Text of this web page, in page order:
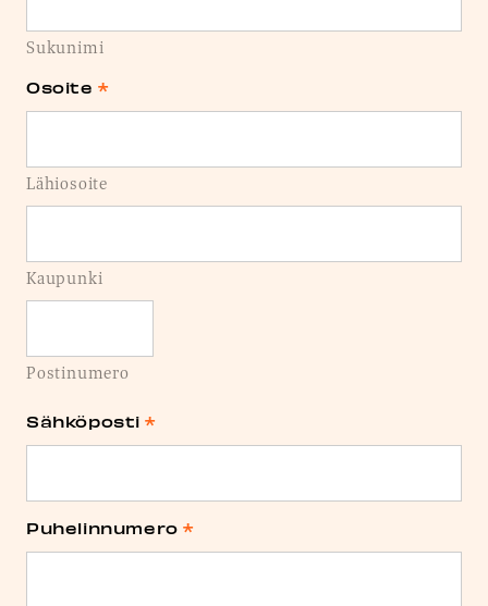
Sukunimi
Osoite *
Lähiosoite
Kaupunki
Postinumero
Sähköposti *
Puhelinnumero *